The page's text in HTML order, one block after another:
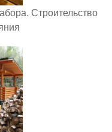
Строительство